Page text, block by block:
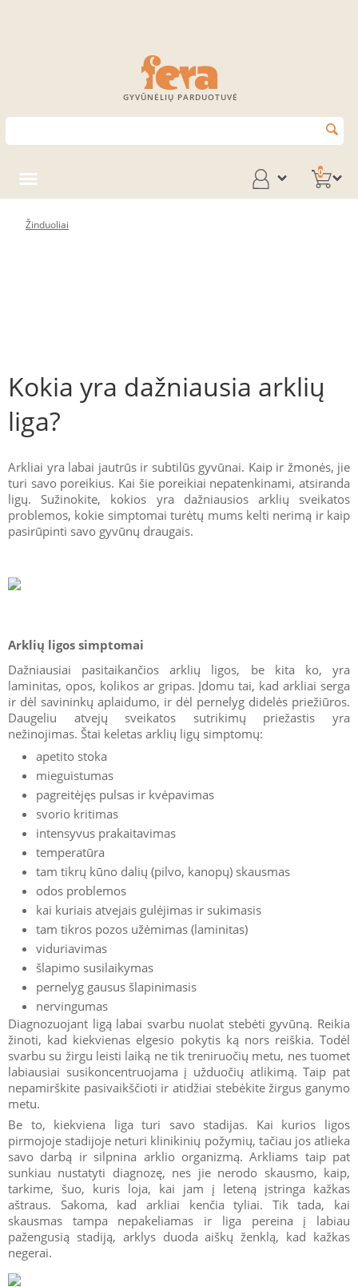
GYVŪNĖLIŲ PARDUOTUVĖ
0
Žinduoliai
Kokia yra dažniausia arklių
liga?
Arkliai yra labai jautrūs ir subtilūs gyvūnai. Kaip ir žmonės, jie
turi savo poreikius. Kai šie poreikiai nepatenkinami, atsiranda
ligų. Sužinokite, kokios yra dažniausios arklių sveikatos
problemos, kokie simptomai turėtų mums kelti nerimą ir kaip
pasirūpinti savo gyvūnų draugais.
Arklių ligos simptomai
Dažniausiai pasitaikančios arklių ligos, be kita ko, yra
laminitas, opos, kolikos ar gripas. Įdomu tai, kad arkliai serga
ir dėl savininkų aplaidumo, ir dėl pernelyg didelės priežiūros.
Daugeliu atvejų sveikatos sutrikimų priežastis yra
nežinojimas. Štai keletas arklių ligų simptomų:
apetito stoka
mieguistumas
pagreitėjęs pulsas ir kvėpavimas
svorio kritimas
intensyvus prakaitavimas
temperatūra
tam tikrų kūno dalių (pilvo, kanopų) skausmas
odos problemos
kai kuriais atvejais gulėjimas ir sukimasis
tam tikros pozos užėmimas (laminitas)
viduriavimas
šlapimo susilaikymas
pernelyg gausus šlapinimasis
nervingumas
Diagnozuojant ligą labai svarbu nuolat stebėti gyvūną. Reikia
žinoti, kad kiekvienas elgesio pokytis ką nors reiškia. Todėl
svarbu su žirgu leisti laiką ne tik treniruočių metu, nes tuomet
labiausiai susikoncentruojama į užduočių atlikimą. Taip pat
nepamirškite pasivaikščioti ir atidžiai stebėkite žirgus ganymo
metu.
Be to, kiekviena liga turi savo stadijas. Kai kurios ligos
pirmojoje stadijoje neturi klinikinių požymių, tačiau jos atlieka
savo darbą ir silpnina arklio organizmą. Arkliams taip pat
sunkiau nustatyti diagnozę, nes jie nerodo skausmo, kaip,
tarkime, šuo, kuris loja, kai jam į leteną įstringa kažkas
aštraus. Sakoma, kad arkliai kenčia tyliai. Tik tada, kai
skausmas tampa nepakeliamas ir liga pereina į labiau
pažengusią stadiją, arklys duoda aiškų ženklą, kad kažkas
negerai.